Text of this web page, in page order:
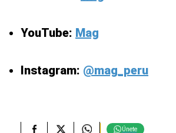
YouTube: Mag
Instagram: @mag_peru
Únete